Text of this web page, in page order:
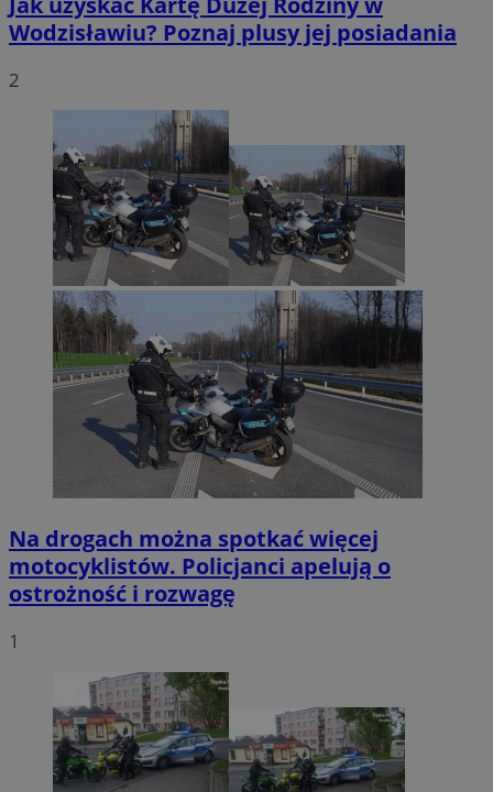
Wodzisławiu? Poznaj plusy jej posiadania
2
Na drogach można spotkać więcej
motocyklistów. Policjanci apelują o
ostrożność i rozwagę
1